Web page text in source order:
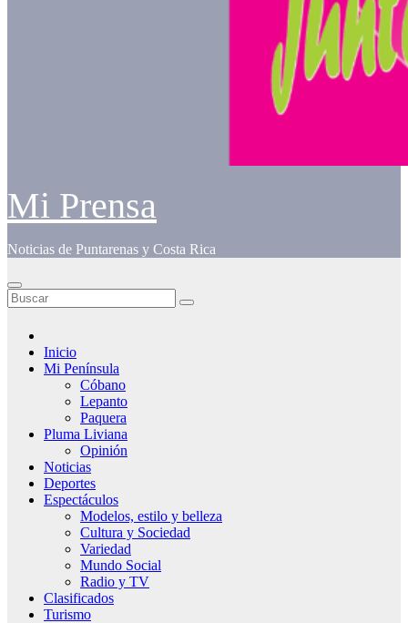
Mi Prensa
Noticias de Puntarenas y Costa Rica
Inicio
Mi Península
Cóbano
Lepanto
Paquera
Pluma Liviana
Opinión
Noticias
Deportes
Espectáculos
Modelos, estilo y belleza
Cultura y Sociedad
Variedad
Mundo Social
Radio y TV
Clasificados
Turismo